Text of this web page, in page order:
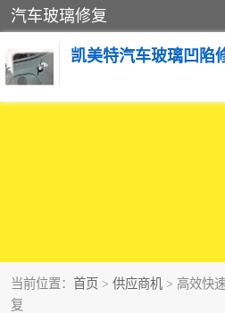
汽车玻璃修复
凯美特汽车玻璃凹陷
当前位置： 首页 > 供应商机 > 高效快
复